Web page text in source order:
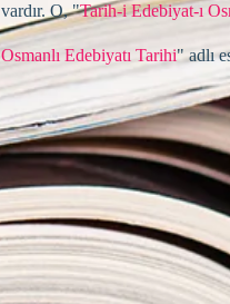
vardır. O, "Tarih-i Edebiyat-ı
Osmanlı Edebiyatı Tarihi" adlı